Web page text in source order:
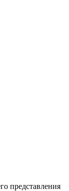
представления